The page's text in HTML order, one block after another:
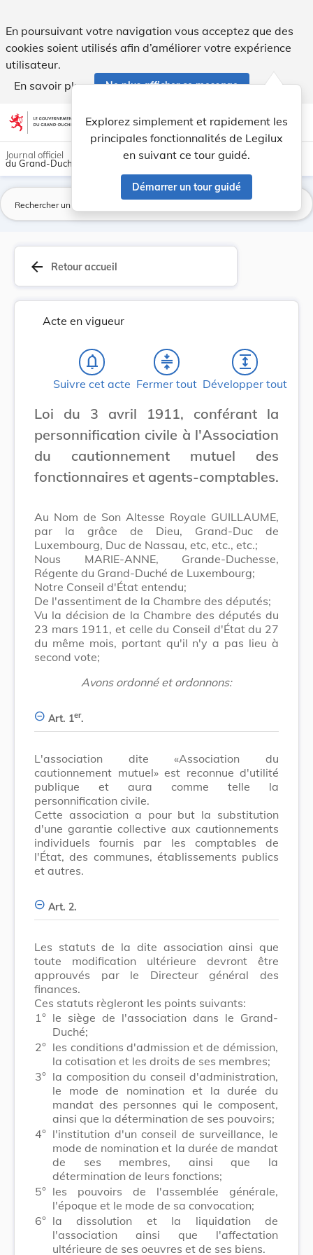
En poursuivant votre navigation vous acceptez que des
cookies soient utilisés afin d’améliorer votre expérience
utilisateur.
En savoir plus
Ne plus afficher ce message
Aller au contenu account_circle help Aide
Explorez simplement et rapidement les
principales fonctionnalités de Legilux
en suivant ce tour guidé.
Démarrer un tour guidé
light_mode dark_mode
Journal officiel
du Grand-Duché de Luxembourg
arrow_back Retour accueil
Acte en vigueur
notifications_none
Suivre cet acte
compress
Fermer tout
expand
Développer tout
Loi du 3 avril 1911, conférant la
personnification civile à l'Association
du cautionnement mutuel des
fonctionnaires et agents-comptables.
Au Nom de Son Altesse Royale GUILLAUME,
par la grâce de Dieu, Grand-Duc de
Luxembourg, Duc de Nassau, etc, etc., etc.;
Nous MARIE-ANNE, Grande-Duchesse,
Régente du Grand-Duché de Luxembourg;
Notre Conseil d'État entendu;
De l'assentiment de la Chambre des députés;
Vu la décision de la Chambre des députés du
23 mars 1911, et celle du Conseil d'État du 27
du même mois, portant qu'il n'y a pas lieu à
second vote;
Avons ordonné et ordonnons:
Art. 1er.
L'association dite «Association du
cautionnement mutuel» est reconnue d'utilité
publique et aura comme telle la
personnification civile.
Cette association a pour but la substitution
d'une garantie collective aux cautionnements
individuels fournis par les comptables de
l'État, des communes, établissements publics
et autres.
Art. 2.
Les statuts de la dite association ainsi que
toute modification ultérieure devront être
approuvés par le Directeur général des
finances.
Ces statuts règleront les points suivants:
1° le siège de l'association dans le Grand-
Duché;
2° les conditions d'admission et de démission,
la cotisation et les droits de ses membres;
3° la composition du conseil d'administration,
le mode de nomination et la durée du
mandat des personnes qui le composent,
ainsi que la détermination de ses pouvoirs;
4° l'institution d'un conseil de surveillance, le
mode de nomination et la durée de mandat
de ses membres, ainsi que la
détermination de leurs fonctions;
5° les pouvoirs de l'assemblée générale,
l'époque et le mode de sa convocation;
6° la dissolution et la liquidation de
l'association ainsi que l'affectation
ultérieure de ses oeuvres et de ses biens.